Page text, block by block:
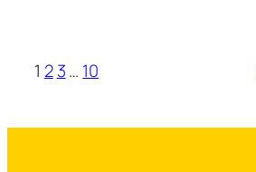
č
1 2 3… 10